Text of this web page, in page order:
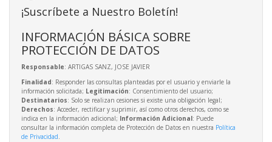
¡Suscríbete a Nuestro Boletín!
INFORMACIÓN BÁSICA SOBRE
PROTECCIÓN DE DATOS
Responsable: ARTIGAS SANZ, JOSE JAVIER
Finalidad: Responder las consultas planteadas por el usuario y enviarle la
información solicitada; Legitimación: Consentimiento del usuario;
Destinatarios: Solo se realizan cesiones si existe una obligación legal;
Derechos: Acceder, rectificar y suprimir, así como otros derechos, como se
indica en la información adicional; Información Adicional: Puede
consultar la información completa de Protección de Datos en nuestra Política
de Privacidad.